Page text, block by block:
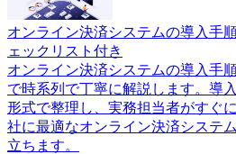
オンライン決済システムの導入手
ェックリスト付き
オンライン決済システムの導入手
で時系列で丁寧に解説します。導
形式で整理し、実務担当者がすぐ
社に最適なオンライン決済システ
立ちます。